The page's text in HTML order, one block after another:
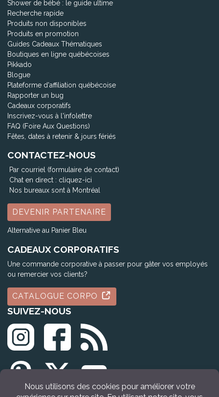
Shower de bébé : le guide ultime
Recherche rapide
Produits non disponibles
Produits en promotion
Guides Cadeaux Thématiques
Boutiques en ligne québécoises
Pikkado
Blogue
Plateforme d'affiliation québécoise
Rapporter un bug
Cadeaux corporatifs
Inscrivez-vous à l'infolettre
FAQ (Foire Aux Questions)
Fêtes, dates à retenir & jours fériés
CONTACTEZ-NOUS
Par courriel (formulaire de contact)
Chat en direct : cliquez-ici
Nos bureaux sont à Montréal
DEVENIR PARTENAIRE
Alternative au Panier Bleu
CADEAUX CORPORATIFS
Une commande corporative à passer pour gâter vos employés
ou remercier vos clients?
CATALOGUE CORPO
SUIVEZ-NOUS